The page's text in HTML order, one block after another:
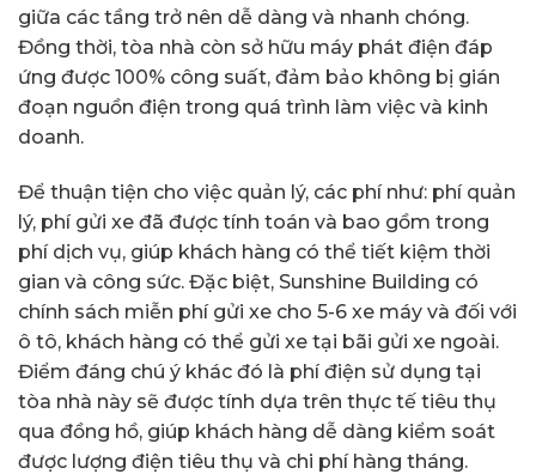
giữa các tầng trở nên dễ dàng và nhanh chóng.
Đồng thời, tòa nhà còn sở hữu máy phát điện đáp
ứng được 100% công suất, đảm bảo không bị gián
đoạn nguồn điện trong quá trình làm việc và kinh
doanh.
Để thuận tiện cho việc quản lý, các phí như: phí quản
lý, phí gửi xe đã được tính toán và bao gồm trong
phí dịch vụ, giúp khách hàng có thể tiết kiệm thời
gian và công sức. Đặc biệt, Sunshine Building có
chính sách miễn phí gửi xe cho 5-6 xe máy và đối với
ô tô, khách hàng có thể gửi xe tại bãi gửi xe ngoài.
Điểm đáng chú ý khác đó là phí điện sử dụng tại
tòa nhà này sẽ được tính dựa trên thực tế tiêu thụ
qua đồng hồ, giúp khách hàng dễ dàng kiểm soát
được lượng điện tiêu thụ và chi phí hàng tháng.